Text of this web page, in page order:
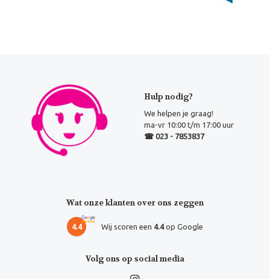
Hulp nodig?
We helpen je graag!
ma-vr 10:00 t/m 17:00 uur
☎ 023 - 7853837
Wat onze klanten over ons zeggen
4.4 Wij scoren een 4.4op Google
Volg ons op social media